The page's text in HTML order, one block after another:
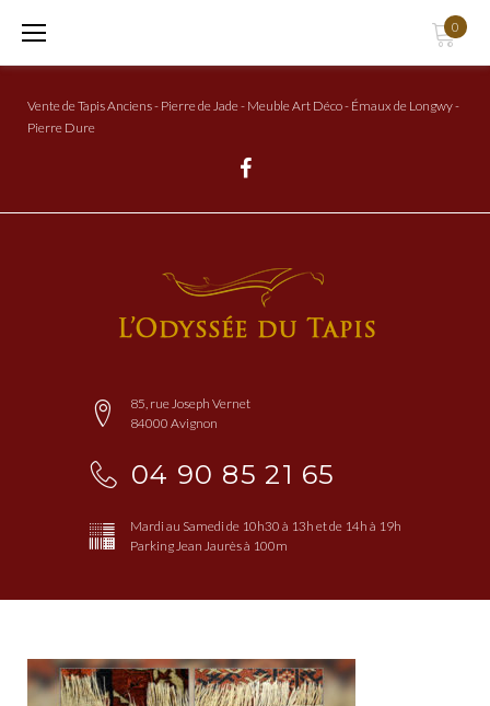
0
Vente de Tapis Anciens - Pierre de Jade - Meuble Art Déco - Émaux de Longwy -
Pierre Dure
85, rue Joseph Vernet
84000 Avignon
04 90 85 21 65
Mardi au Samedi de 10h30 à 13h et de 14h à 19h
Parking Jean Jaurès à 100m
Tapis-